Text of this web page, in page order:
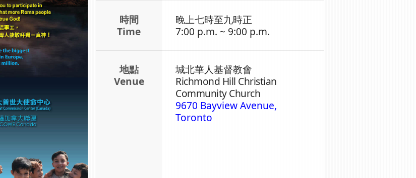
時間
Time
晚上七時至九時正
7:00 p.m. ~ 9:00 p.m.
地點
Venue
城北華人基督教會
Richmond Hill Christian
Community Church
9670 Bayview Avenue,
Toronto